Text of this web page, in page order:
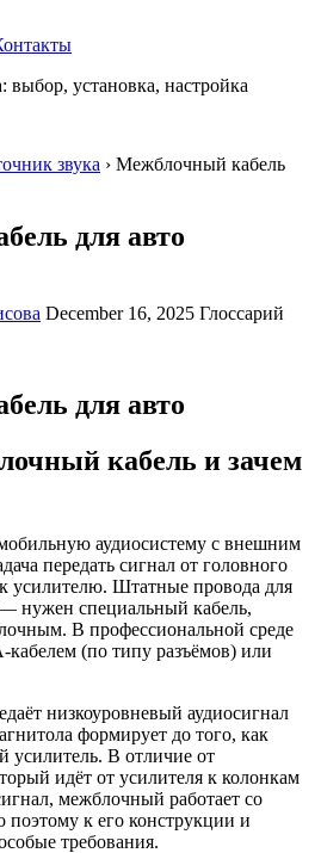
выбор, установка, настройка
звука › Межблочный кабель
для авто
December 16, 2025 Глоссарий
для авто
кабель и зачем
аудиосистему с внешним
передать сигнал от головного
усилителю. Штатные провода для
нужен специальный кабель,
В профессиональной среде
(по типу разъёмов) или
низкоуровневый аудиосигнал
формирует до того, как
усилитель. В отличие от
идёт от усилителя к колонкам
межблочный работает со
к его конструкции и
требования.